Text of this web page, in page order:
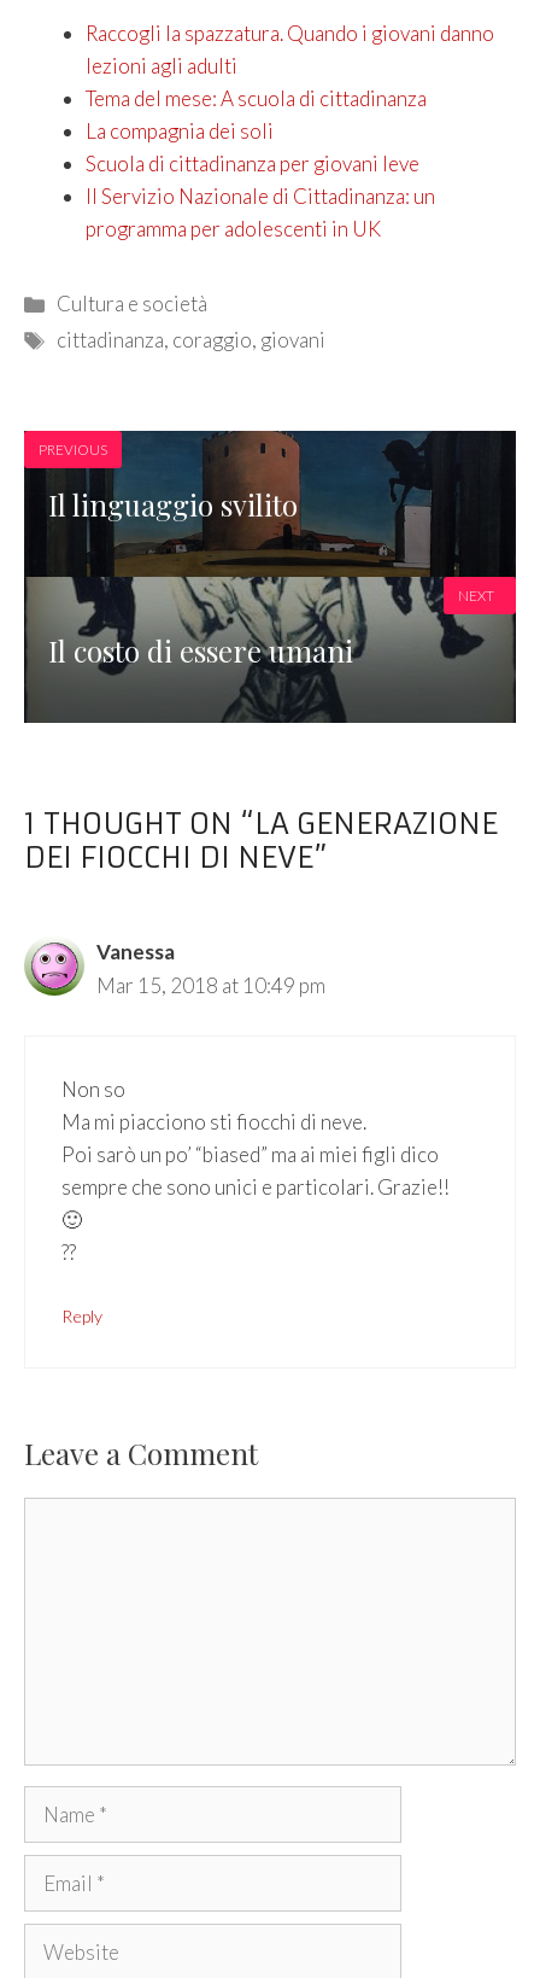
Raccogli la spazzatura. Quando i giovani danno
lezioni agli adulti
Tema del mese: A scuola di cittadinanza
La compagnia dei soli
Scuola di cittadinanza per giovani leve
Il Servizio Nazionale di Cittadinanza: un
programma per adolescenti in UK
Categories
Cultura e società
Tags
cittadinanza, coraggio, giovani
PREVIOUS
Il linguaggio svilito
Il costo di essere umani
NEXT
1 THOUGHT ON “LA GENERAZIONE
DEI FIOCCHI DI NEVE”
Vanessa
Mar 15, 2018 at 10:49 pm
Non so
Ma mi piacciono sti fiocchi di neve.
Poi sarò un po’ “biased” ma ai miei figli dico
sempre che sono unici e particolari. Grazie!!
🙂
??
Reply
Leave a Comment
Name
Email
Website